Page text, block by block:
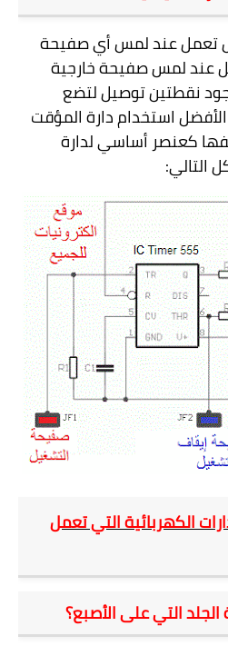
تعمل عند لمس أي صفيحة
عند لمس صفيحة خارجية
نقطتين توصيل لتضع
استخدام دارة المؤقت
كعنصر أساسي لدارة
التالي:
الكهربائية التي تعمل
التي على الأصبع؟